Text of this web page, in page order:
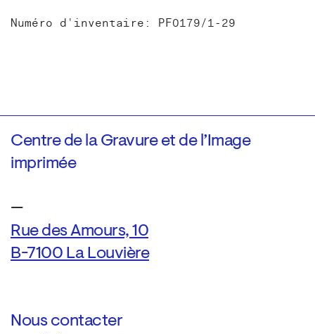
Numéro d'inventaire: PF0179/1-29
Centre de la Gravure et de l’Image
imprimée
—
Rue des Amours, 10
B-7100 La Louvière
Nous contacter